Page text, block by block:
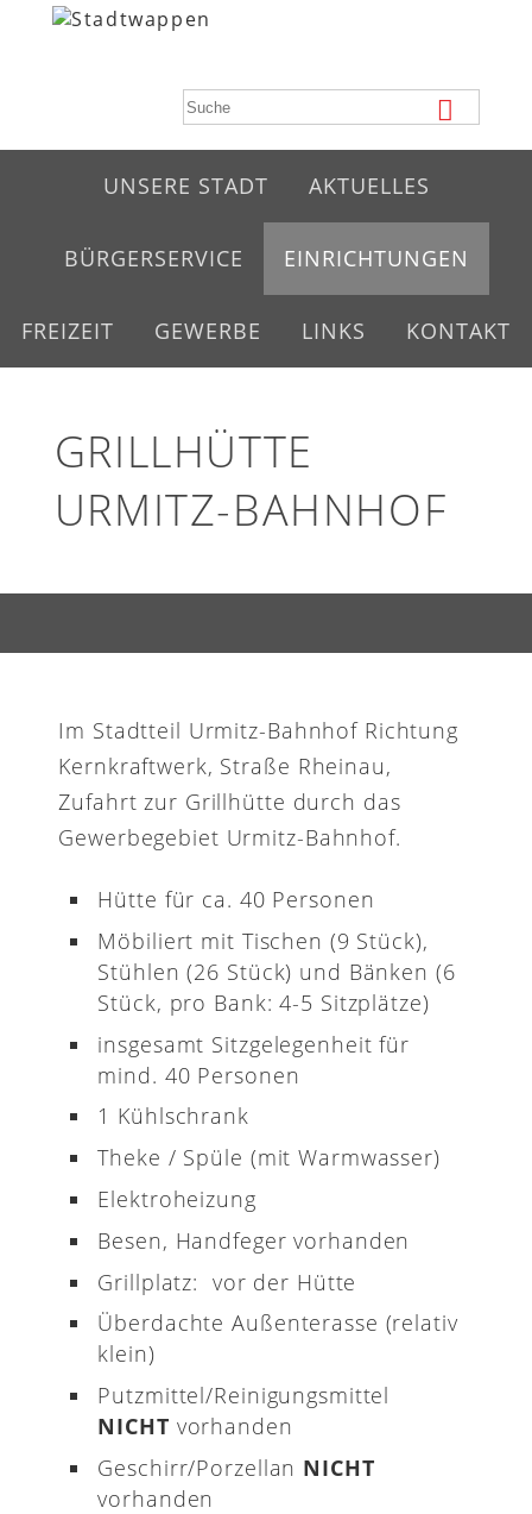
UNSERE STADT AKTUELLES
BÜRGERSERVICE EINRICHTUNGEN
FREIZEIT GEWERBE LINKS KONTAKT
GRILLHÜTTE
URMITZ-BAHNHOF
Im Stadtteil Urmitz-Bahnhof Richtung
Kernkraftwerk, Straße Rheinau,
Zufahrt zur Grillhütte durch das
Gewerbegebiet Urmitz-Bahnhof.
Hütte für ca. 40 Personen
Möbiliert mit Tischen (9 Stück),
Stühlen (26 Stück) und Bänken (6
Stück, pro Bank: 4-5 Sitzplätze)
insgesamt Sitzgelegenheit für
mind. 40 Personen
1 Kühlschrank
Theke / Spüle (mit Warmwasser)
Elektroheizung
Besen, Handfeger vorhanden
Grillplatz: vor der Hütte
Überdachte Außenterasse (relativ
klein)
Putzmittel/Reinigungsmittel
NICHT vorhanden
Geschirr/Porzellan NICHT
vorhanden